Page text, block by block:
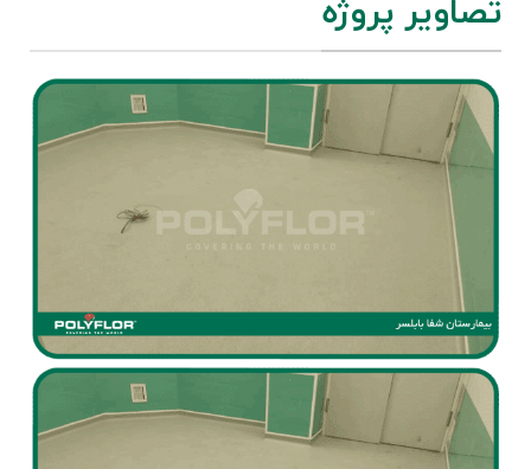
تصاویر پروژه